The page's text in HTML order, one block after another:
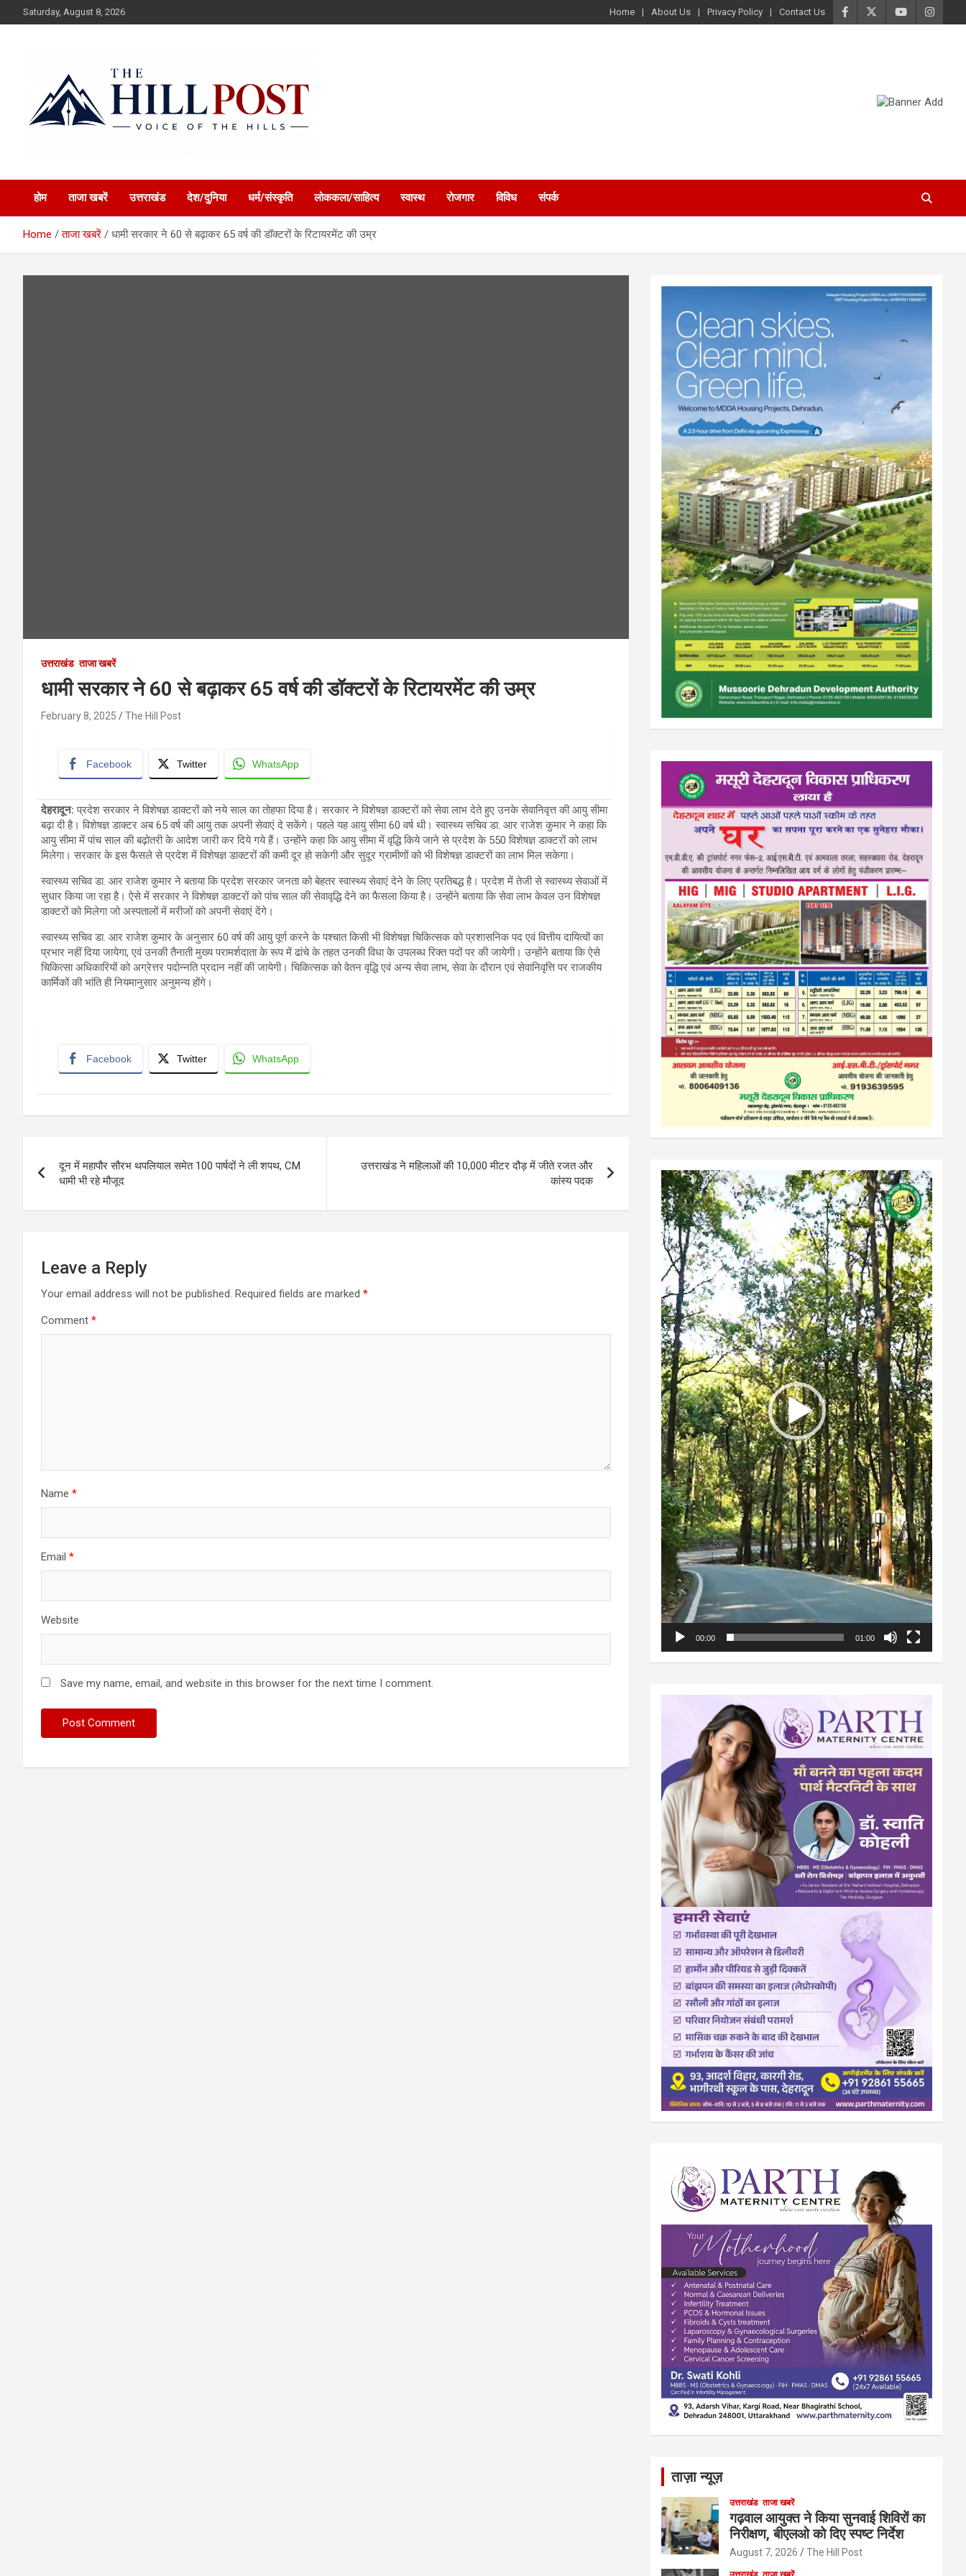
to
Saturday, August 8, 2026 Home About Us Privacy Policy Contact Us
The Hillpost
होम ताजा खबरें उत्तराखंड देश/दुनिया धर्म/संस्कृति लोककला/साहित्य स्वास्थ रोजगार विविध संपर्क
Home ताजा खबरें धामी सरकार ने 60 से बढ़ाकर 65 वर्ष की डॉक्टरों के रिटायरमेंट की उम्र
उत्तराखंड ताजा खबरें
धामी सरकार ने 60 से बढ़ाकर 65 वर्ष की डॉक्टरों के रिटायरमेंट की उम्र
February 8, 2025 The Hill Post
Facebook Twitter WhatsApp
देहरादून: प्रदेश सरकार ने विशेषज्ञ डाक्टरों को नये साल का तोहफा दिया है। सरकार ने विशेषज्ञ डाक्टरों को सेवा लाभ देते हुए उनके सेवानिवृत्त की आयु सीमा
बढ़ा दी है। विशेषज्ञ डाक्टर अब 65 वर्ष की आयु तक अपनी सेवाएं दे सकेंगे। पहले यह आयु सीमा 60 वर्ष थी। स्वास्थ्य सचिव डा. आर राजेश कुमार ने कहा कि
आयु सीमा में पांच साल की बढ़ोतरी के आदेश जारी कर दिये गये हैं। उन्होंने कहा कि आयु सीमा में वृद्धि किये जाने से प्रदेश के 550 विशेषज्ञ डाक्टरों को लाभ
मिलेगा। सरकार के इस फैसले से प्रदेश में विशेषज्ञ डाक्टरों की कमी दूर हो सकेगी और सुदूर ग्रामीणों को भी विशेषज्ञ डाक्टरों का लाभ मिल सकेगा।
स्वास्थ्य सचिव डा. आर राजेश कुमार ने बताया कि प्रदेश सरकार जनता को बेहतर स्वास्थ्य सेवाएं देने के लिए प्रतिबद्ध है। प्रदेश में तेजी से स्वास्थ्य सेवाओं में
सुधार किया जा रहा है। ऐसे में सरकार ने विशेषज्ञ डाक्टरों को पांच साल की सेवावृद्धि देने का फैसला किया है। उन्होंने बताया कि सेवा लाभ केवल उन विशेषज्ञ
डाक्टरों को मिलेगा जो अस्पतालों में मरीजों को अपनी सेवाएं देंगे।
स्वास्थ्य सचिव डा. आर राजेश कुमार के अनुसार 60 वर्ष की आयु पूर्ण करने के पश्चात किसी भी विशेषज्ञ चिकित्सक को प्रशासनिक पद एवं वित्तीय दायित्वों का
प्रभार नहीं दिया जायेगा, एवं उनकी तैनाती मुख्य परामर्शदाता के रूप में ढांचे के तहत उनकी विधा के उपलब्ध रिक्त पदों पर की जायेगी। उन्होंने बताया कि ऐसे
चिकित्सा अधिकारियों को अग्रेत्तर पदोन्नति प्रदान नहीं की जायेगी। चिकित्सक को वेतन वृद्धि एवं अन्य सेवा लाभ, सेवा के दौरान एवं सेवानिवृत्ति पर राजकीय
कार्मिकों की भांति ही नियमानुसार अनुमन्य होंगे।
Facebook Twitter WhatsApp
navigation
दून में महापौर सौरभ थपलियाल समेत 100 पार्षदों ने ली शपथ, CM
धामी भी रहे मौजूद
उत्तराखंड ने महिलाओं की 10,000 मीटर दौड़ में जीते रजत और
कांस्य पदक
Leave a Reply
Your email address will not be published. Required fields are marked *
Comment *
Name *
Email *
Website
Save my name, email, and website in this browser for the next time I comment.
Video
Player
00:00 01:00
ताज़ा न्यूज़
उत्तराखंड ताजा खबरें
गढ़वाल आयुक्त ने किया सुनवाई शिविरों का
निरीक्षण, बीएलओ को दिए स्पष्ट निर्देश
August 7, 2026 The Hill Post